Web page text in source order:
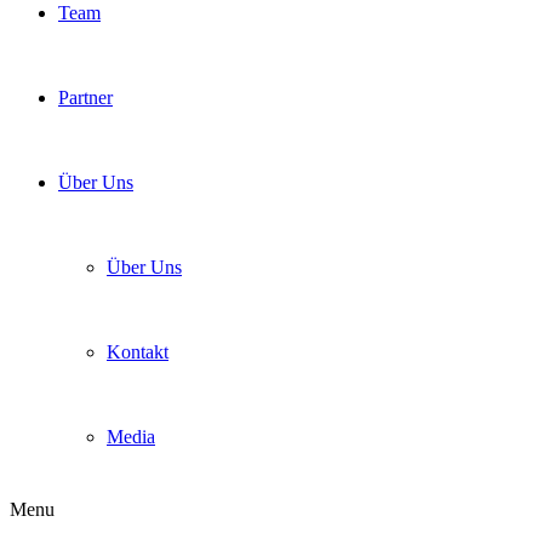
Team
Partner
Über Uns
Über Uns
Kontakt
Media
Menu